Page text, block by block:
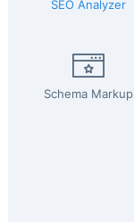
SEO Analyzer
Schema Markup